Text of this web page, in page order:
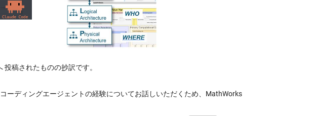
稿されたものの抄訳です。
ーディングエージェントの経験についてお話しいただくため、MathWorks